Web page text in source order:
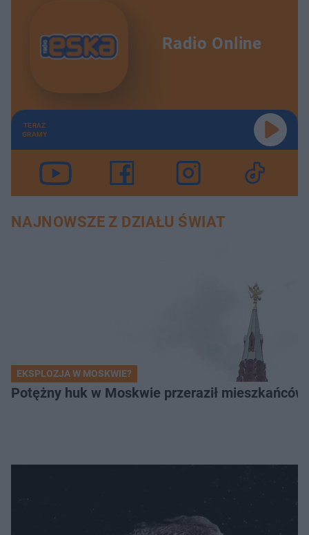
Radio Online
TERAZ
GRAMY
NAJNOWSZE Z DZIAŁU ŚWIAT
EKSPLOZJA W MOSKWIE?
Potężny huk w Moskwie przeraził